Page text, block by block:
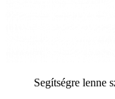
Segítségre lenne